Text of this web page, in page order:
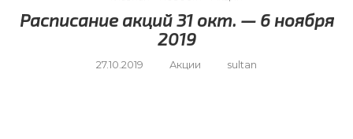
Расписание акций 31 окт. — 6 ноября
2019
27.10.2019 Акции sultan